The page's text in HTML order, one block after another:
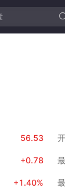
56.53
+0.78
+1.40%